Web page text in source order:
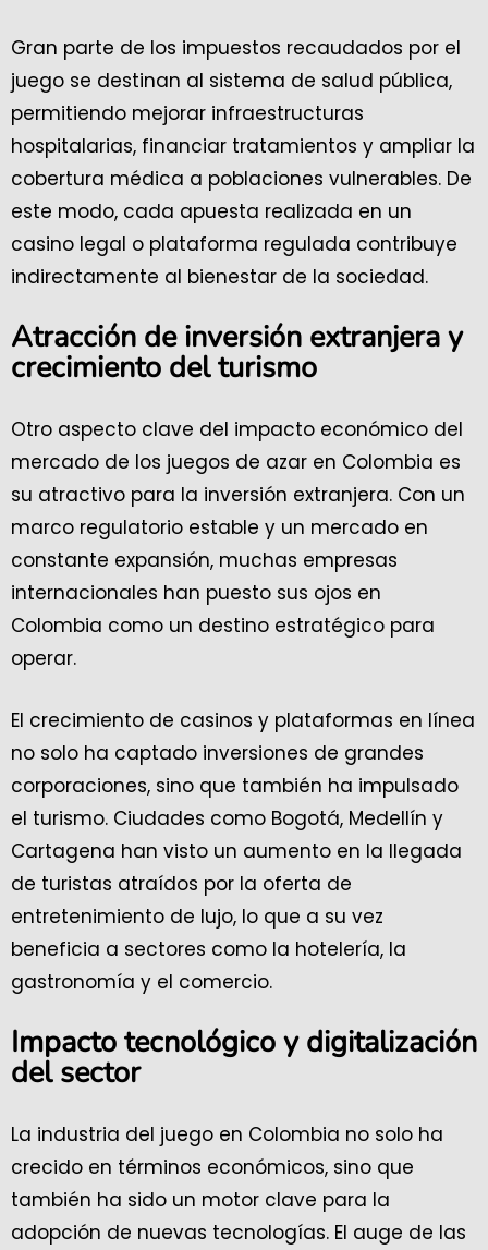
Gran parte de los impuestos recaudados por el
juego se destinan al sistema de salud pública,
permitiendo mejorar infraestructuras
hospitalarias, financiar tratamientos y ampliar la
cobertura médica a poblaciones vulnerables. De
este modo, cada apuesta realizada en un
casino legal o plataforma regulada contribuye
indirectamente al bienestar de la sociedad.
Atracción de inversión extranjera y
crecimiento del turismo
Otro aspecto clave del impacto económico del
mercado de los juegos de azar en Colombia es
su atractivo para la inversión extranjera. Con un
marco regulatorio estable y un mercado en
constante expansión, muchas empresas
internacionales han puesto sus ojos en
Colombia como un destino estratégico para
operar.
El crecimiento de casinos y plataformas en línea
no solo ha captado inversiones de grandes
corporaciones, sino que también ha impulsado
el turismo. Ciudades como Bogotá, Medellín y
Cartagena han visto un aumento en la llegada
de turistas atraídos por la oferta de
entretenimiento de lujo, lo que a su vez
beneficia a sectores como la hotelería, la
gastronomía y el comercio.
Impacto tecnológico y digitalización
del sector
La industria del juego en Colombia no solo ha
crecido en términos económicos, sino que
también ha sido un motor clave para la
adopción de nuevas tecnologías. El auge de las